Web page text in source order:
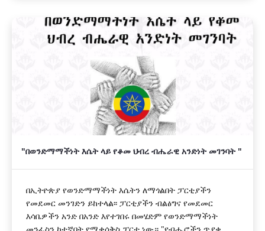
"በወንድማማችነት እሴት ላይ የቆመ ህብረ ብሔራዊ አንድነት መገንባት "
በኢትዮጵያ የወንድማማችነት እሴትን ለማጎልበት ፓርቲያችን
የመደመር መንገድን ይከተላል፡፡ ፓርቲያችን ብልፅግና የመደመር
እሳቤዎችን አንድ በአንድ እየተገበሩ በመሄድም የወንድማማችነት